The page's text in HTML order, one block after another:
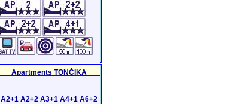
Apartments TONČIKA
A2+1 A2+2 A3+1 A4+1 A6+2